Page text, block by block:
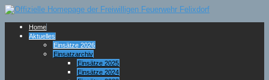
Home
Aktuelles
Einsätze 2026
Einsatzarchiv
Einsätze 2025
Einsätze 2024